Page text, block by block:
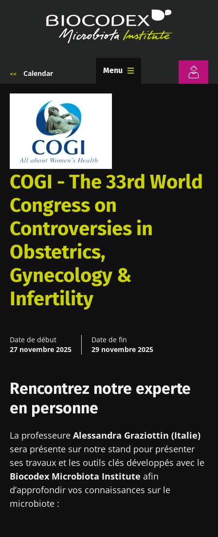
Calendar Menu
COGI - The 33rd World
Congress on
Controversies in
Obstetrics,
Gynecology &
Infertility
Date de début
27 novembre 2025
Date de fin
29 novembre 2025
Rencontrez notre experte
en personne
La professeure Alessandra Graziottin (Italie)
sera présente sur notre stand pour présenter
ses travaux et les outils clés développés avec le
Biocodex Microbiota Institute afin
d’approfondir vos connaissances sur le
microbiote :